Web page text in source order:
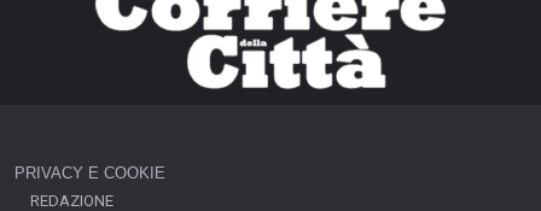
PRIVACY E COOKIE
REDAZIONE